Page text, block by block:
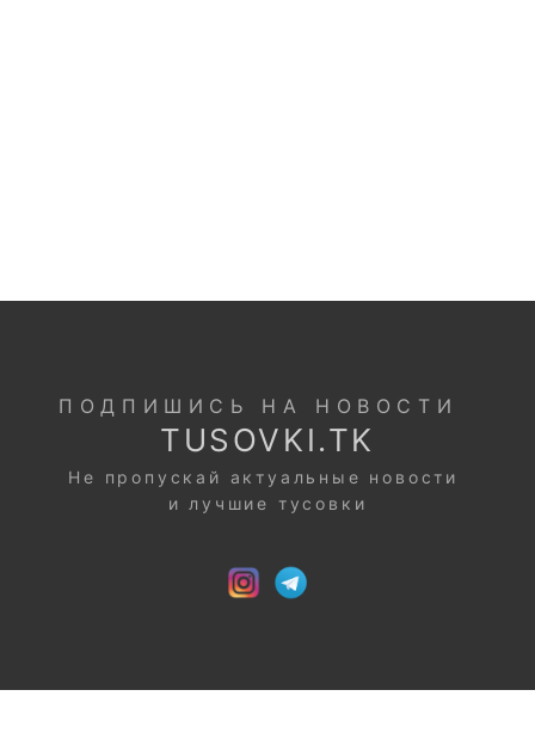
ПОДПИШИСЬ НА НОВОСТИ
TUSOVKI.TK
Не пропускай актуальные новости
и лучшие тусовки